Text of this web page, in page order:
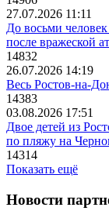
27.07.2026 11:11
До восьми
после вражеской
14832
26.07.2026 14:19
Весь Ростов-на-
14383
03.08.2026 17:51
Двое детей из
по пляжу на
14314
Показать ещё
Новости